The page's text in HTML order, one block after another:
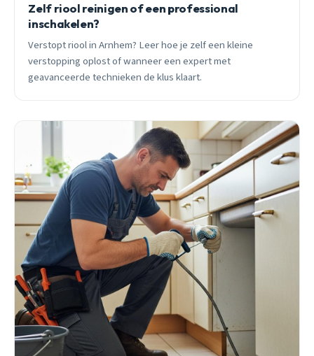
Zelf riool reinigen of een professional
inschakelen?
Verstopt riool in Arnhem? Leer hoe je zelf een kleine
verstopping oplost of wanneer een expert met
geavanceerde technieken de klus klaart.